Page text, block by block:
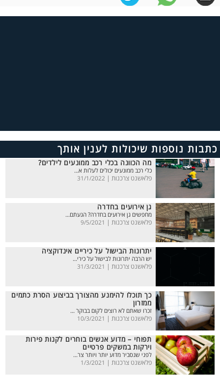
כתבות נוספות שיכולות לענין אותך
מה הכוונה בכלי רכב ממונעים לילדים?
כלי רכב ממונעים יכולים לעלות א...
פלאשנט צרכנות | 31/1/2022
גן אירועים בחדרה
מחפשים גן אירועים בחדרה? הגעתם...
פלאשנט צרכנות | 9/5/2021
יתרונות הבישול על כיריים אינדוקציה
יש הרבה יתרונות לבישול על כירי...
פלאשנט צרכנות | 31/3/2021
כך תוכלו להימנע מהצורך בביצוע הסרת כתמים
ממזרון
זכרו שאתם לא רוצים לקום בבוקר ...
פלאשנט צרכנות | 10/3/2021
תפוחי – מדוע אנשים בוחרים לקנות פירות
וירקות במשקים פרטיים
לפני שנסביר מדוע יותר ויותר צר...
פלאשנט צרכנות | 1/3/2021